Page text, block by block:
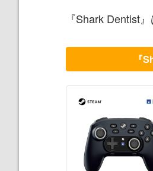
『Shark Dentist
『